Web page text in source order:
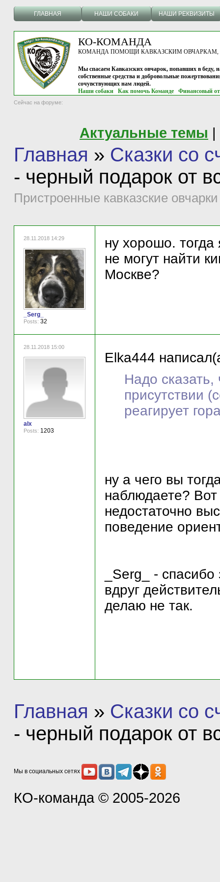
ГЛАВНАЯ НАШИ СОБАКИ НАШИ РЕКВИЗИТЫ
КО-КОМАНДА
КОМАНДА ПОМОЩИ КАВКАЗСКИМ ОВЧАРКАМ, г.
Мы спасаем Кавказских овчарок, попавших в беду,
собственные средства и добровольные
сочувствующих нам людей.
Наши собаки
Как помочь Команде Финансовый
Сейчас на форуме:
Актуальные темы |
Главная » Сказки со
- черный подарок от
Пристроенные кавказские овчарки
28.11.2018 14:29
_Serg_
Posts: 32
ну хорошо.
не могут найти
Москве?
28.11.2018 15:00
alx
Posts: 1203
Elka444
Надо
присутствии
реагирует
ну а чего вы
наблюдаете?
недостаточно
поведение
_Serg_ -
вдруг
делаю не так.
Главная » Сказки со
- черный подарок от
Мы в социальных сетях
КО-команда © 2005-2026